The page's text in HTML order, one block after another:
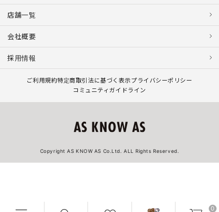
0
店舗一覧
会社概要
採用情報
ご利用規約特定商取引法に基づく表示プライバシーポリシー
コミュニティガイドライン
Copyright AS KNOW AS Co.Ltd. ALL Rights Reserved.